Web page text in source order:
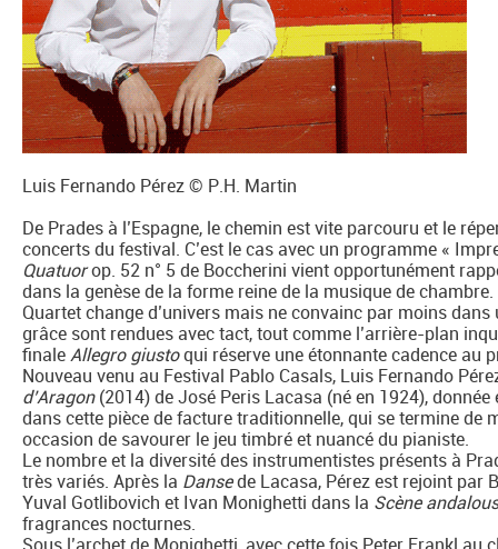
Luis Fernando Pérez © P.H. Martin
De Prades à l’Espagne, le chemin est vite parcouru et le
concerts du festival. C’est le cas avec un programme «
Quatuorop. 52 n° 5 de Boccherini vient opportunément
dans la genèse de la forme reine de la musique de
Quartet change d’univers mais ne convainc par moins
grâce sont rendues avec tact, tout comme l’arrière-plan
finaleAllegro giustoqui réserve une étonnante cadence au
Nouveau venu au Festival Pablo Casals, Luis Fernando
d’Aragon(2014) de José Peris Lacasa (né en 1924), donnée
dans cette pièce de facture traditionnelle, qui se termine de
occasion de savourer le jeu timbré et nuancé du pianiste.
Le nombre et la diversité des instrumentistes présents à
très variés. Après la Dansede Lacasa, Pérez est rejoint par
Yuval Gotlibovich et Ivan Monighetti dans la Scène
fragrances nocturnes.